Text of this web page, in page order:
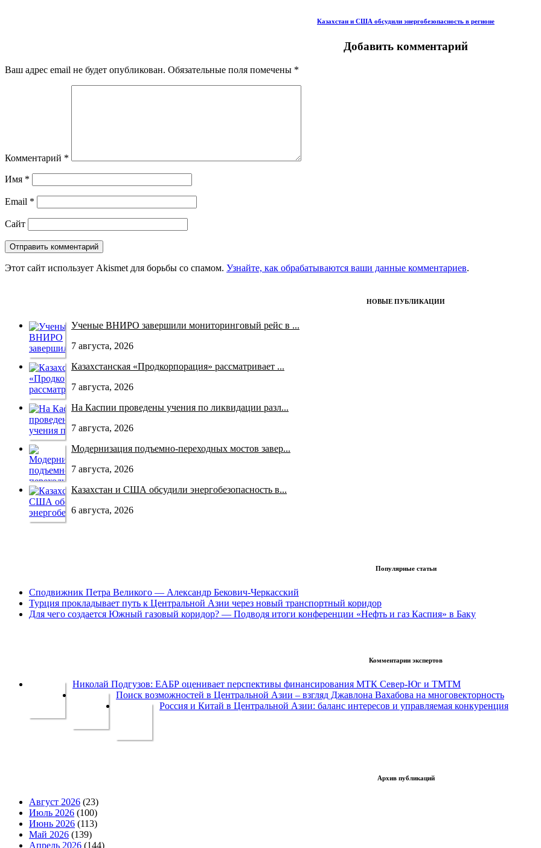
Казахстан и США обсудили энергобезопасность в регионе
Добавить комментарий
Ваш адрес email не будет опубликован. Обязательные поля помечены *
Комментарий *
Имя *
Email *
Сайт
Этот сайт использует Akismet для борьбы со спамом. Узнайте, как обрабатываются ваши данные комментариев.
НОВЫЕ ПУБЛИКАЦИИ
Ученые ВНИРО завершили мониторинговый рейс в ...
7 августа, 2026
Казахстанская «Продкорпорация» рассматривает ...
7 августа, 2026
На Каспии проведены учения по ликвидации разл...
7 августа, 2026
Модернизация подъемно-переходных мостов завер...
7 августа, 2026
Казахстан и США обсудили энергобезопасность в...
6 августа, 2026
Популярные статьи
Сподвижник Петра Великого — Александр Бекович-Черкасский
Турция прокладывает путь к Центральной Азии через новый транспортный коридор
Для чего создается Южный газовый коридор? — Подводя итоги конференции «Нефть и газ Каспия» в Баку
Комментарии экспертов
Николай Подгузов: ЕАБР оценивает перспективы финансирования МТК Север-Юг и ТМТМ
Поиск возможностей в Центральной Азии – взгляд Джавлона Вахабова на многовекторность
Россия и Китай в Центральной Азии: баланс интересов и управляемая конкуренция
Архив публикаций
Август 2026 (23)
Июль 2026 (100)
Июнь 2026 (113)
Май 2026 (139)
Апрель 2026 (144)